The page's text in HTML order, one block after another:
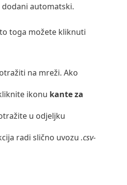
automatski.
toga možete kliknuti
na mreži. Ako
ikonu kante za
u odjeljku
radi slično uvozu .csv-